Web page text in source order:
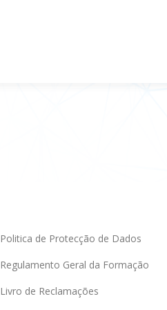
Politica de Protecção de Dados
Regulamento Geral da Formação
Livro de Reclamações